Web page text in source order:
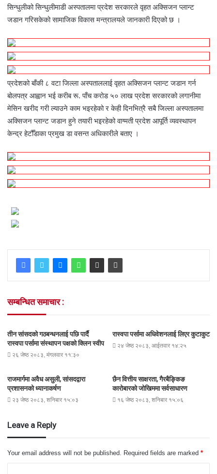
सिन्धुलीको सिन्धुलीमाडी अस्पतालमा प्रदेश सरकारले वृहत अक्सिजन प्लान्ट
जडान गरिसकेको सामाजिक विकास मन्त्रालयले जानकारी दिएको छ ।
प्रदेशको बाँकी ८ वटा जिल्ला अस्पताललाई वृहत अक्सिजन प्लान्ट जडान गर्न
बोलपत्र आह्वान भई करीब रू. पाँच करोड ५० लाख प्रदेश सरकारको लगानीमा
मेसिन खरीद गरी ल्याउने काम भइरहेको र केही दिनभित्रै सबै जिल्ला अस्पतालमा
अक्सिजन प्लान्ट जडान हुने तयारी भइरहेको वाग्मती प्रदेश आपूर्ति व्यवस्थापन
केन्द्र हेटौँडाका प्रमुख डा वसन्त अधिकारीले बताए ।
सम्बन्धित समाचार :
तीन सांसदको गठबन्धनलाई पछि पार्दै
रास्वपा पर्सामा संस्थापन पक्षको क्लिन स्वीप
२६ जेष्ठ २०८३, मंगलवार ११:३०
रास्वपा पर्सामा अधिवेशनलाई लिएर कुटाकुट
२४ जेष्ठ २०८३, आईतवार १४:२५
राजमार्गमा अवैध असुली, सांसदद्वारा
प्रशासनको ध्यानाकर्षण
२३ जेष्ठ २०८३, शनिबार १५:०३
छैन वित्तीय साक्षरता, गैरबैङ्किङ
कारोबारको जोखिममा सर्वसाधारण
१६ जेष्ठ २०८३, शनिबार १५:०६
Leave a Reply
Your email address will not be published. Required fields are marked *